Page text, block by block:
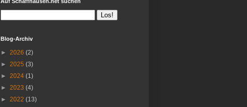
Blog-Archiv
► 2026 (2)
► 2025 (3)
► 2024 (1)
► 2023 (4)
► 2022 (13)